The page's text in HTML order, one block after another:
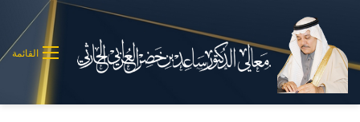
القائمة